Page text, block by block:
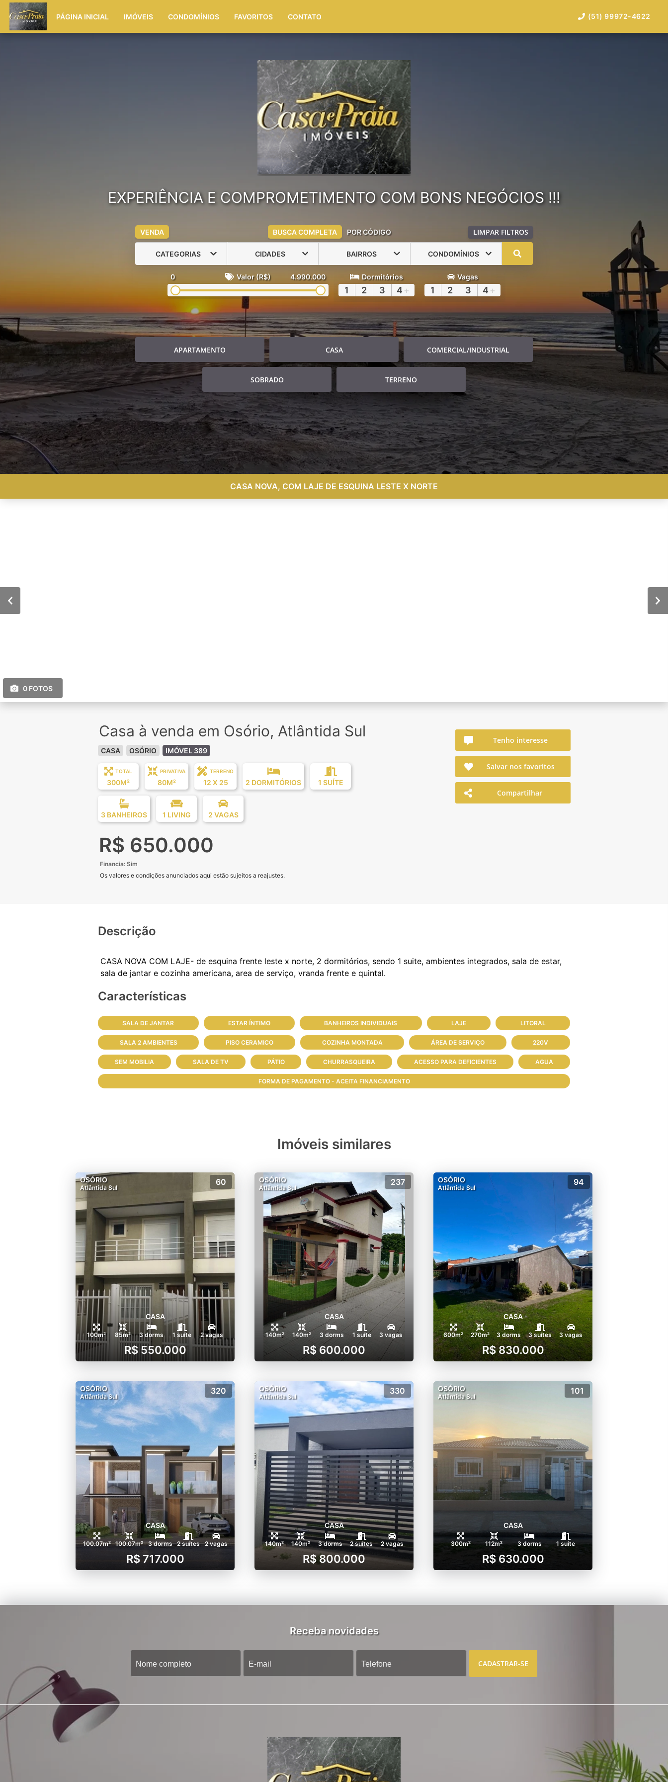
(51) 99972-4622
PÁGINA INICIAL IMÓVEIS CONDOMÍNIOS FAVORITOS CONTATO (51) 99972-4622
EXPERIÊNCIA E COMPROMETIMENTO COM BONS NEGÓCIOS !!!
VENDA BUSCA COMPLETA POR CÓDIGO LIMPAR FILTROS
CATEGORIAS CIDADES BAIRROS CONDOMÍNIOS
0 Valor (R$) 4.990.000 Dormitórios
1 2 3 4 +
Vagas
1 2 3 4 +
APARTAMENTO CASA COMERCIAL/INDUSTRIAL
SOBRADO TERRENO
CASA NOVA, COM LAJE DE ESQUINA LESTE X NORTE
0 FOTOS
Casa à venda em Osório, Atlântida Sul
CASA OSÓRIO IMÓVEL 389
TOTAL
300M²
PRIVATIVA
80M²
TERRENO
12 X 25 2 DORMITÓRIOS 1 SUÍTE
3 BANHEIROS 1 LIVING 2 VAGAS
R$ 650.000
Financia: Sim
Os valores e condições anunciados aqui estão sujeitos a reajustes.
Tenho interesse
Salvar nos favoritos
Compartilhar
Descrição
CASA NOVA COM LAJE- de esquina frente leste x norte, 2 dormitórios, sendo 1 suite, ambientes integrados, sala de estar,
Características
SALA DE JANTAR ESTAR ÍNTIMO BANHEIROS INDIVIDUAIS LAJE LITORAL
SALA 2 AMBIENTES PISO CERAMICO COZINHA MONTADA ÁREA DE SERVIÇO 220V
SEM MOBILIA SALA DE TV PÁTIO CHURRASQUEIRA ACESSO PARA DEFICIENTES AGUA
FORMA DE PAGAMENTO - ACEITA FINANCIAMENTO
Imóveis similares
OSÓRIO
Atlântida Sul
60
CASA
100m² 85m² 3 dorms 1 suíte 2 vagas
R$ 550.000
OSÓRIO
Atlântida Sul
237
CASA
140m² 140m² 3 dorms 1 suíte 3 vagas
R$ 600.000
OSÓRIO
Atlântida Sul
94
CASA
600m² 270m² 3 dorms 3 suítes 3 vagas
R$ 830.000
OSÓRIO
Atlântida Sul
320
CASA
100.07m² 100.07m² 3 dorms 2 suítes 2 vagas
R$ 717.000
OSÓRIO
Atlântida Sul
330
CASA
140m² 140m² 3 dorms 2 suítes 2 vagas
R$ 800.000
OSÓRIO
Atlântida Sul
101
CASA
300m² 112m² 3 dorms 1 suíte
R$ 630.000
Receba novidades
CADASTRAR-SE